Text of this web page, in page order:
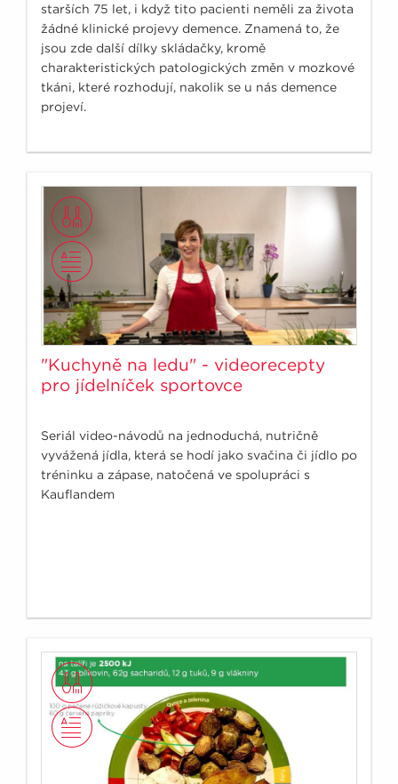
starších 75 let, i když tito pacienti neměli za života
žádné klinické projevy demence. Znamená to, že
jsou zde další dílky skládačky, kromě
charakteristických patologických změn v mozkové
tkáni, které rozhodují, nakolik se u nás demence
projeví.
"Kuchyně na ledu" - videorecepty
pro jídelníček sportovce
Seriál video-návodů na jednoduchá, nutričně
vyvážená jídla, která se hodí jako svačina či jídlo po
tréninku a zápase, natočená ve spolupráci s
Kauflandem